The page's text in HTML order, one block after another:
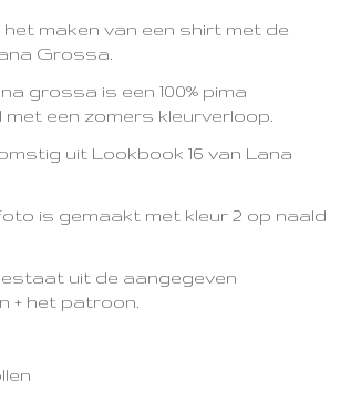
maken van een shirt met de
Grossa.
grossa is een 100% pima
een zomers kleurverloop.
uit Lookbook 16 van Lana
is gemaakt met kleur 2 op naald
uit de aangegeven
+ het patroon.